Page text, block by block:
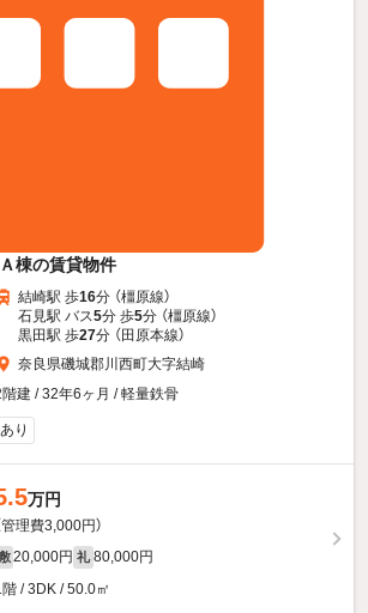
棟の賃貸物件
結崎駅 歩16分 （橿原線）
石見駅 バス5分 歩5分 （橿原線）
黒田駅 歩27分 （田原本線）
奈良県磯城郡川西町大字結崎
建 / 32年6ヶ月 / 軽量鉄骨
り
万円
管理費3,000円）
20,000円 礼 80,000円
階 / 3DK / 50.0㎡